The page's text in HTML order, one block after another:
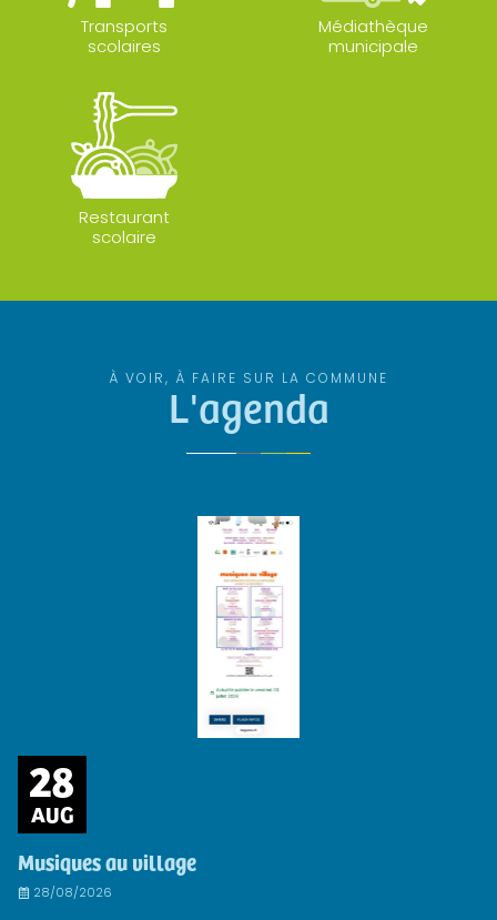
Transports
scolaires
Médiathèque
municipale
Restaurant
scolaire
À VOIR, À FAIRE SUR LA COMMUNE
L'agenda
28
AUG
Musiques au village
28/08/2026